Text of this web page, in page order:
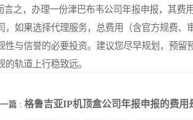
之，办理一份津巴布韦公司年报申报，其费
，如果选择代理服务，总费用（含官方规费
性与信誉的必要投资。建议您尽早规划，预
的轨道上行稳致远。
一篇 : 格鲁吉亚IP机顶盒公司年报申报的费用